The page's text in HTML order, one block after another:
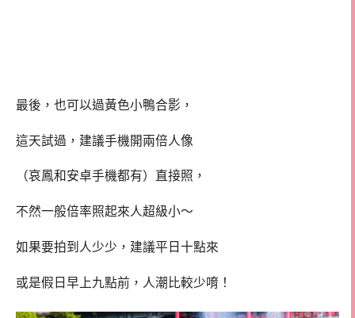
最後，也可以過黃色小鴨合影，
這天試過，建議手機開兩倍人像
（哀鳳和安卓手機都有）直接照，
不然一般倍率照起來人超級小～
如果要拍到人少少，建議平日十點來
或是假日早上九點前，人潮比較少唷！